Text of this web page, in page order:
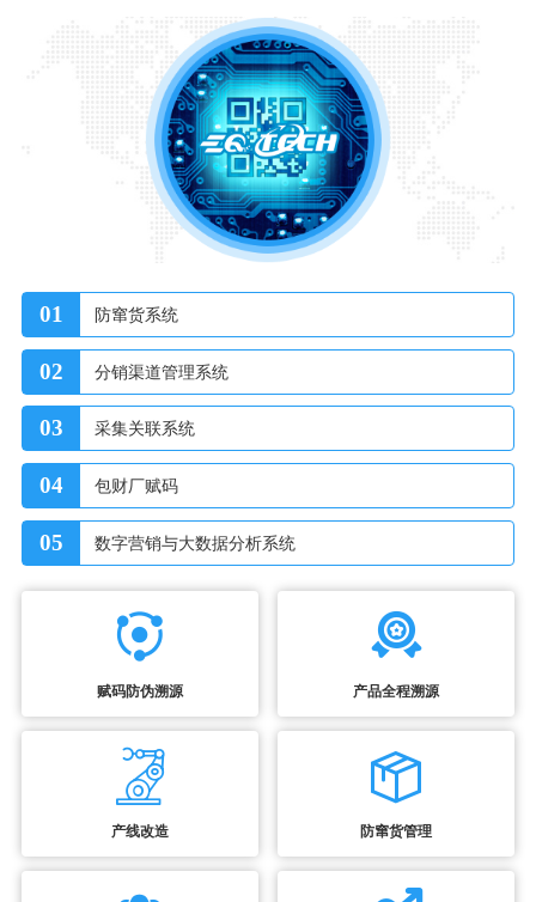
01 防窜货系统
02 分销渠道管理系统
03 采集关联系统
04 包财厂赋码
05 数字营销与大数据分析系统
赋码防伪溯源 产品全程溯源
产线改造 防窜货管理